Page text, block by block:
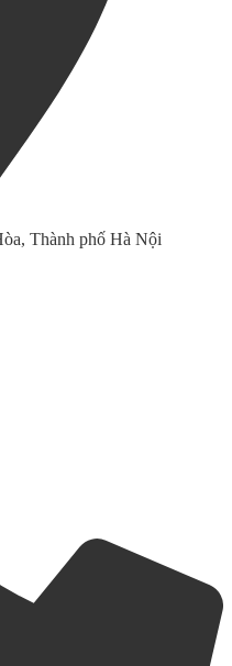
Thành phố Hà Nội